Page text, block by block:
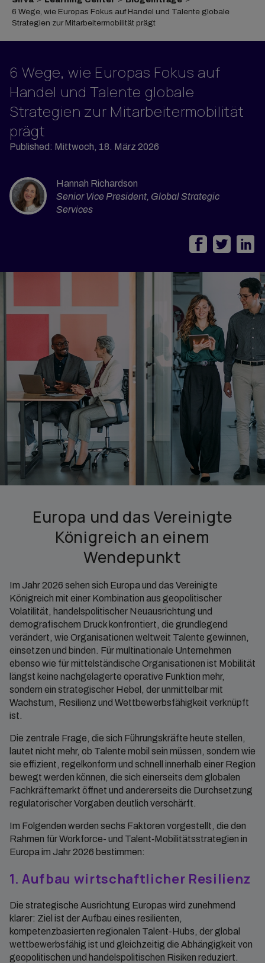
6 Wege, wie Europas Fokus auf Handel und Talente globale
Strategien zur Mitarbeitermobilität prägt
6 Wege, wie Europas Fokus auf
Handel und Talente globale
Strategien zur Mitarbeitermobilität
prägt
Published: Mittwoch, 18. März 2026
Hannah Richardson
Senior Vice President, Global Strategic
Services
Europa und das Vereinigte
Königreich an einem
Wendepunkt
Im Jahr 2026 sehen sich Europa und das Vereinigte
Königreich mit einer Kombination aus geopolitischer
Volatilität, handelspolitischer Neuausrichtung und
demografischem Druck konfrontiert, die grundlegend
verändert, wie Organisationen weltweit Talente gewinnen,
einsetzen und binden. Für multinationale Unternehmen
ebenso wie für mittelständische Organisationen ist Mobilität
längst keine nachgelagerte operative Funktion mehr,
sondern ein strategischer Hebel, der unmittelbar mit
Wachstum, Resilienz und Wettbewerbsfähigkeit verknüpft
ist.
Die zentrale Frage, die sich Führungskräfte heute stellen,
lautet nicht mehr, ob Talente mobil sein müssen, sondern wie
sie effizient, regelkonform und schnell innerhalb einer Region
bewegt werden können, die sich einerseits dem globalen
Fachkräftemarkt öffnet und andererseits die Durchsetzung
regulatorischer Vorgaben deutlich verschärft.
Im Folgenden werden sechs Faktoren vorgestellt, die den
Rahmen für Workforce- und Talent‑Mobilitätsstrategien in
Europa im Jahr 2026 bestimmen:
1. Aufbau wirtschaftlicher Resilienz
Die strategische Ausrichtung Europas wird zunehmend
klarer: Ziel ist der Aufbau eines resilienten,
kompetenzbasierten regionalen Talent-Hubs, der global
wettbewerbsfähig ist und gleichzeitig die Abhängigkeit von
geopolitischen und handelspolitischen Risiken reduziert.